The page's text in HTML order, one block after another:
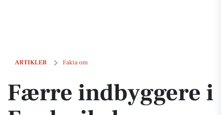
ARTIKLER Fakta om
Færre indbyggere i Frederikshavn Kommune oplever indbrud
Færre indbyggere i